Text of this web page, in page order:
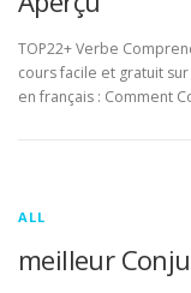
TOP22+ Verbe
cours facile et gratuit
en français : Comment
ALL
meilleur